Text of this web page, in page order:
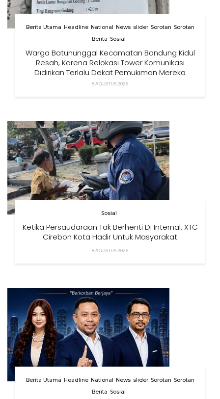
Berita Utama Headline National News slider Sorotan Sorotan
Berita Sosial
Warga Batununggal Kecamatan Bandung Kidul
Resah, Karena Relokasi Tower Komunikasi
Didirikan Terlalu Dekat Pemukiman Mereka
8 AGUSTUS 2026
Sosial
Ketika Persaudaraan Tak Berhenti Di Internal: XTC
Cirebon Kota Hadir Untuk Masyarakat
8 AGUSTUS 2026
Berita Utama Headline National News slider Sorotan Sorotan
Berita Sosial